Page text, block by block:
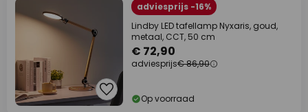
adviesprijs -16%
Lindby LED tafellamp Nyxaris, goud,
metaal, CCT, 50 cm
€ 72,90
adviesprijs€ 86,90
Op voorraad